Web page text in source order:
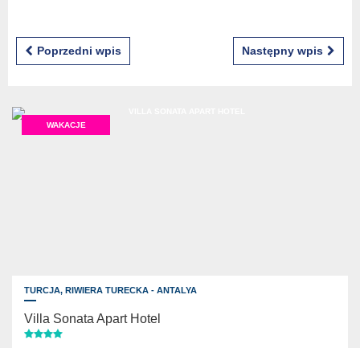
Poprzedni wpis Następny wpis
WAKACJE
TURCJA, RIWIERA TURECKA - ANTALYA
Villa Sonata Apart Hotel